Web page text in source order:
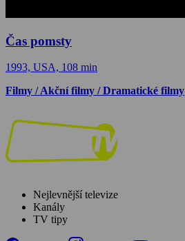
Čas pomsty
1993, USA, 108 min
Filmy / Akční filmy / Dramatické filmy
Nejlevnější televize
Kanály
TV tipy